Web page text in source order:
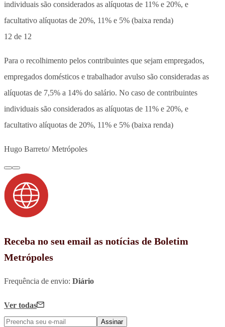
12 de 12
Para o recolhimento pelos contribuintes que sejam empregados,
empregados domésticos e trabalhador avulso são consideradas as
alíquotas de 7,5% a 14% do salário. No caso de contribuintes
individuais são considerados as alíquotas de 11% e 20%, e
facultativo alíquotas de 20%, 11% e 5% (baixa renda)
Hugo Barreto/ Metrópoles
Receba no seu email as notícias de Boletim
Metrópoles
Frequência de envio: Diário
Ver todas
Assinar